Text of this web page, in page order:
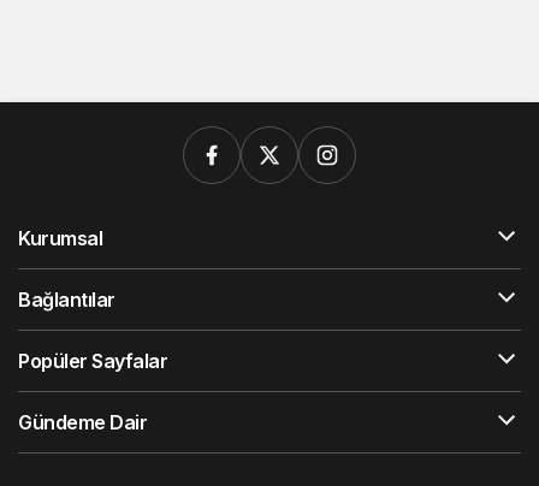
Kurumsal
Bağlantılar
Popüler Sayfalar
Gündeme Dair